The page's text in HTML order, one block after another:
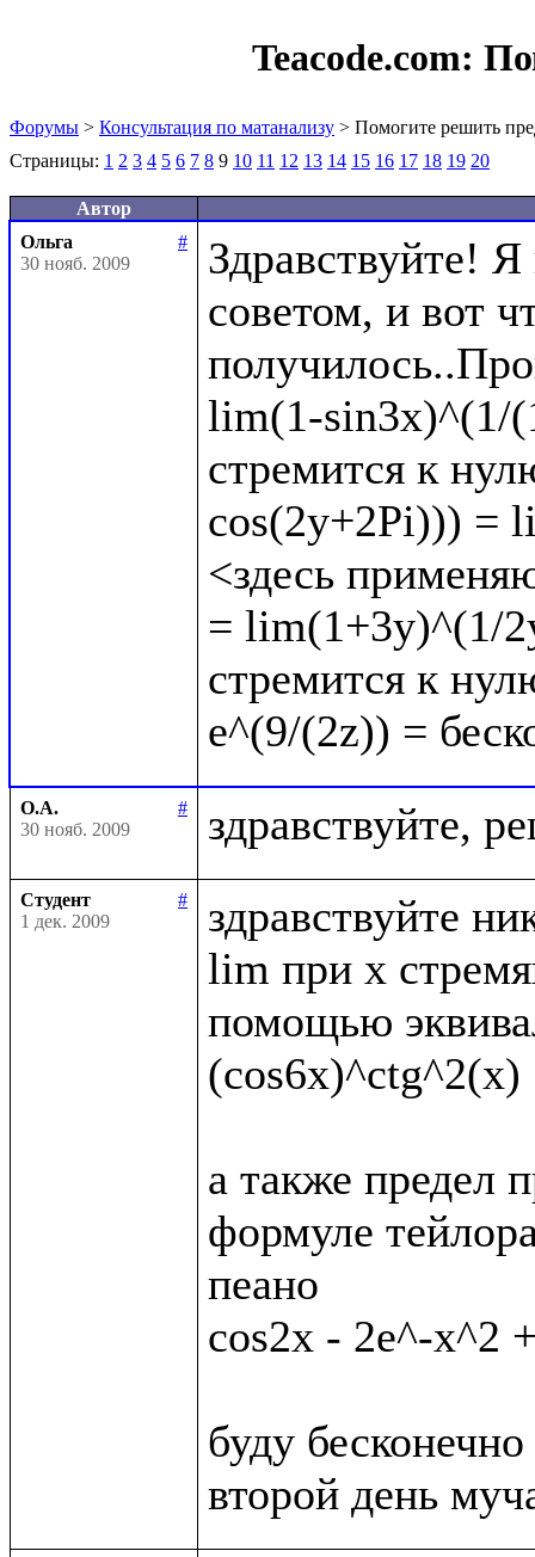
Teacode.com:
Форумы > Консультация по матанализу > Помогите решить
Страницы: 1 2 3 4 5 6 7 8 9 10 11 12 13 14 15 16 17 18 19 20
Автор
Ольга
#
30 нояб. 2009
Здравствуйте!
советом, и вот
lim(1-sin3x)^(1/
стремится к
cos(2y+2Pi))) =
<здесь
= lim(1+3y)^(1/
стремится к
О.А.
#
30 нояб. 2009
Студент
#
1 дек. 2009
здравствуйте
lim при x
помощью
(cos6x)^ctg^2(x)
а также предел
формуле
пеано
cos2x - 2e^-x^2
буду